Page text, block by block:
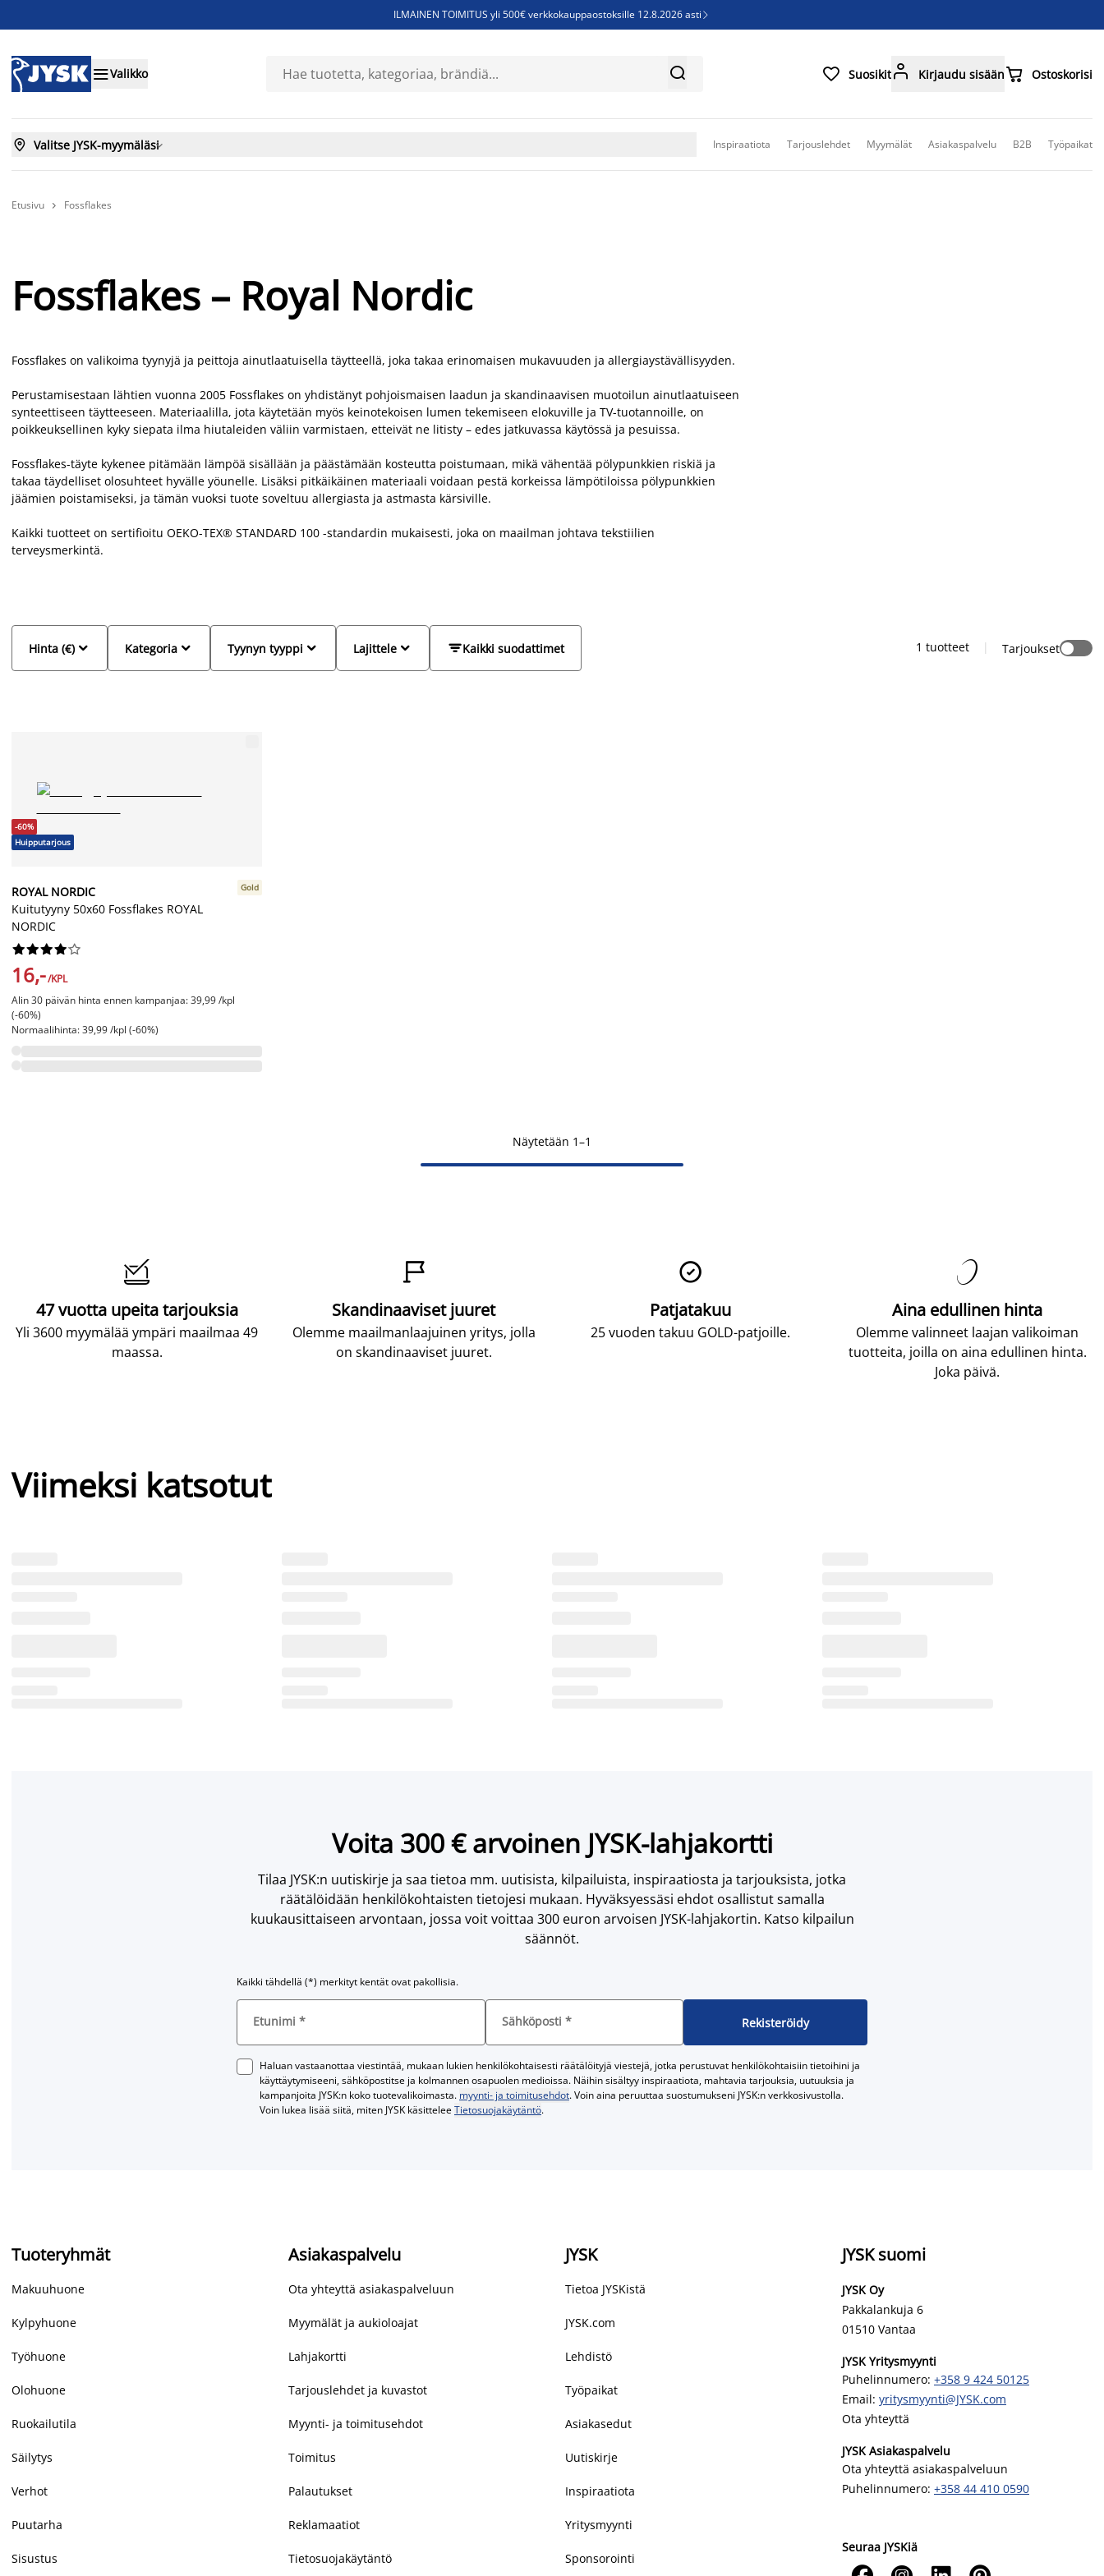
ILMAINEN TOIMITUS yli 500€ verkkokauppaostoksille 12.8.2026 asti 
Sijauspatjoja - Säästä jopa 60%
Valikko   Suosikit Kirjaudu sisään Ostoskorisi
 Valitse JYSK-myymäläsi Inspiraatiota Tarjouslehdet Myymälät Asiakaspalvelu B2B Työpaikat
Etusivu  Fossflakes
Fossflakes – Royal Nordic
Fossflakes on valikoima tyynyjä ja peittoja ainutlaatuisella täytteellä, joka takaa erinomaisen mukavuuden ja allergiaystävällisyyden.
Perustamisestaan lähtien vuonna 2005 Fossflakes on yhdistänyt pohjoismaisen laadun ja skandinaavisen muotoilun ainutlaatuiseen
synteettiseen täytteeseen. Materiaalilla, jota käytetään myös keinotekoisen lumen tekemiseen elokuville ja TV-tuotannoille, on
poikkeuksellinen kyky siepata ilma hiutaleiden väliin varmistaen, etteivät ne litisty – edes jatkuvassa käytössä ja pesuissa.
Fossflakes-täyte kykenee pitämään lämpöä sisällään ja päästämään kosteutta poistumaan, mikä vähentää pölypunkkien riskiä ja
takaa täydelliset olosuhteet hyvälle yöunelle. Lisäksi pitkäikäinen materiaali voidaan pestä korkeissa lämpötiloissa pölypunkkien
jäämien poistamiseksi, ja tämän vuoksi tuote soveltuu allergiasta ja astmasta kärsiville.
Kaikki tuotteet on sertifioitu OEKO-TEX® STANDARD 100 -standardin mukaisesti, joka on maailman johtava tekstiilien
terveysmerkintä.

Hinta (€) 
Kategoria 
Tyynyn tyyppi Kaikki suodattimet

Lajittele 1 tuotteet | Tarjoukset
-60%
Huipputarjous
ROYAL NORDIC
Kuitutyyny 50x60 Fossflakes ROYAL
NORDIC
Gold






16,-/KPL
Alin 30 päivän hinta ennen kampanjaa: 39,99 /kpl
(-60%)
Normaalihinta: 39,99 /kpl (-60%)
Näytetään 1–1

47 vuotta upeita tarjouksia
Yli 3600 myymälää ympäri maailmaa 49
maassa.

Skandinaaviset juuret
Olemme maailmanlaajuinen yritys, jolla
on skandinaaviset juuret.

Patjatakuu
25 vuoden takuu GOLD-patjoille.

Aina edullinen hinta
Olemme valinneet laajan valikoiman
tuotteita, joilla on aina edullinen hinta.
Joka päivä.
Viimeksi katsotut
Voita 300 € arvoinen JYSK-lahjakortti
Tilaa JYSK:n uutiskirje ja saa tietoa mm. uutisista, kilpailuista, inspiraatiosta ja tarjouksista, jotka
räätälöidään henkilökohtaisten tietojesi mukaan. Hyväksyessäsi ehdot osallistut samalla
kuukausittaiseen arvontaan, jossa voit voittaa 300 euron arvoisen JYSK-lahjakortin. Katso kilpailun
säännöt.
Kaikki tähdellä (*) merkityt kentät ovat pakollisia.
Etunimi * Sähköposti * Rekisteröidy
Haluan vastaanottaa viestintää, mukaan lukien henkilökohtaisesti räätälöityjä viestejä, jotka perustuvat henkilökohtaisiin tietoihini ja
käyttäytymiseeni, sähköpostitse ja kolmannen osapuolen medioissa. Näihin sisältyy inspiraatiota, mahtavia tarjouksia, uutuuksia ja
kampanjoita JYSK:n koko tuotevalikoimasta. myynti- ja toimitusehdot. Voin aina peruuttaa suostumukseni JYSK:n verkkosivustolla.
Voin lukea lisää siitä, miten JYSK käsitteleeTietosuojakäytäntö.
Tuoteryhmät
Makuuhuone
Kylpyhuone
Työhuone
Olohuone
Ruokailutila
Säilytys
Verhot
Puutarha
Sisustus
Asiakaspalvelu
Ota yhteyttä asiakaspalveluun
Myymälät ja aukioloajat
Lahjakortti
Tarjouslehdet ja kuvastot
Myynti- ja toimitusehdot
Toimitus
Palautukset
Reklamaatiot
Tietosuojakäytäntö
JYSK
Tietoa JYSKistä
JYSK.com
Lehdistö
Työpaikat
Asiakasedut
Uutiskirje
Inspiraatiota
Yritysmyynti
Sponsorointi
JYSK suomi
JYSK Oy
Pakkalankuja 6
01510 Vantaa
JYSK Yritysmyynti
Puhelinnumero: +358 9 424 50125
Email: yritysmyynti@JYSK.com
Ota yhteyttä
JYSK Asiakaspalvelu
Ota yhteyttä asiakaspalveluun
Puhelinnumero: +358 44 410 0590
Seuraa JYSKiä